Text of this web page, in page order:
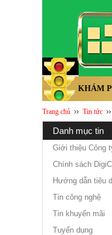
KHÁM
Trang chủ Tin tức
danh mục tin
Giới thiệu Công
Chính sách
Hướng dẫn tiêu
Tin công nghệ
Tin khuyến mãi
Tuyển dụng